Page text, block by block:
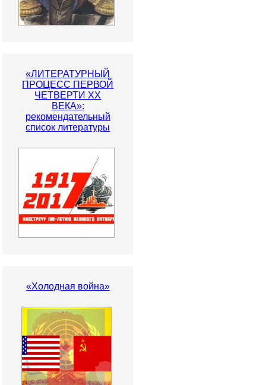
«ЛИТЕРАТУРНЫЙ
ПРОЦЕСС ПЕРВОЙ
ЧЕТВЕРТИ ХХ
ВЕКА»:
рекомендательный
список литературы
«Холодная война»